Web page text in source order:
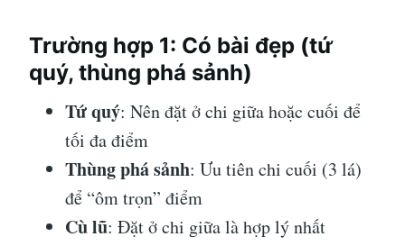
Trường hợp 1: Có bài đẹp (tứ
quý, thùng phá sảnh)
Tứ quý: Nên đặt ở chi giữa hoặc cuối để
tối đa điểm
Thùng phá sảnh: Ưu tiên chi cuối (3 lá)
để “ôm trọn” điểm
Cù lũ: Đặt ở chi giữa là hợp lý nhất